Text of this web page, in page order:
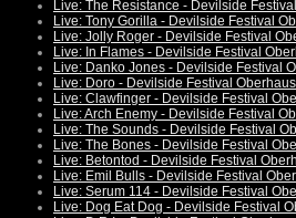
Live: The Resistance - Devilside
Live: Tony Gorilla - Devilside Festival
Live: Jolly Roger - Devilside Festival
Live: In Flames - Devilside Festival
Live: Danko Jones - Devilside Festival
Live: Doro - Devilside Festival
Live: Clawfinger - Devilside Festival
Live: Arch Enemy - Devilside Festival
Live: The Sounds - Devilside Festival
Live: The Bones - Devilside Festival
Live: Betontod - Devilside Festival
Live: Emil Bulls - Devilside Festival
Live: Serum 114 - Devilside Festival
Live: Dog Eat Dog - Devilside Festival